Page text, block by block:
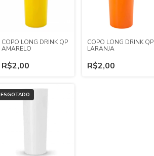
COPO LONG DRINK QP
AMARELO
R$2,00
COPO LONG DRINK QP
LARANJA
R$2,00
ESGOTADO